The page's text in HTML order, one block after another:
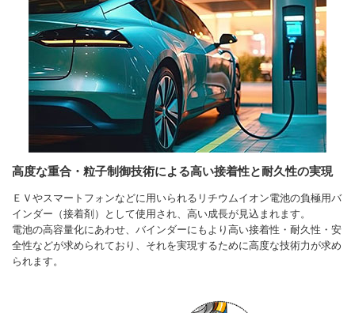
高度な重合・粒子制御技術による高い接着性と耐久性の実現
ＥＶやスマートフォンなどに用いられるリチウムイオン電池の負極用バ
インダー（接着剤）として使用され、高い成長が見込まれます。
電池の高容量化にあわせ、バインダーにもより高い接着性・耐久性・安
全性などが求められており、それを実現するために高度な技術力が求め
られます。